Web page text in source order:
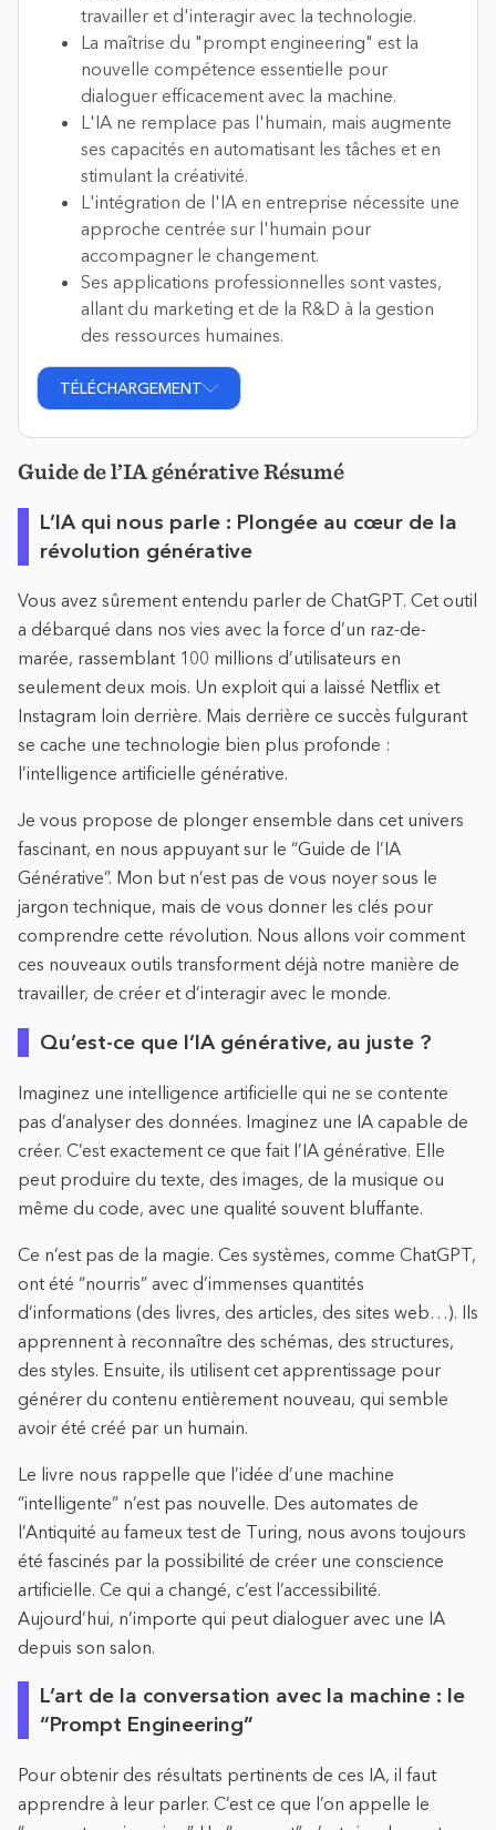
travailler et d'interagir avec la technologie.
La maîtrise du "prompt engineering" est la
nouvelle compétence essentielle pour
dialoguer efficacement avec la machine.
L'IA ne remplace pas l'humain, mais augmente
ses capacités en automatisant les tâches et en
stimulant la créativité.
L'intégration de l'IA en entreprise nécessite une
approche centrée sur l'humain pour
accompagner le changement.
Ses applications professionnelles sont vastes,
allant du marketing et de la R&D à la gestion
des ressources humaines.
TÉLÉCHARGEMENT
Guide de l’IA générative Résumé
L’IA qui nous parle : Plongée au cœur de la
révolution générative
Vous avez sûrement entendu parler de ChatGPT. Cet outil
a débarqué dans nos vies avec la force d’un raz-de-
marée, rassemblant 100 millions d’utilisateurs en
seulement deux mois. Un exploit qui a laissé Netflix et
Instagram loin derrière. Mais derrière ce succès fulgurant
se cache une technologie bien plus profonde :
l’intelligence artificielle générative.
Je vous propose de plonger ensemble dans cet univers
fascinant, en nous appuyant sur le “Guide de l’IA
Générative”. Mon but n’est pas de vous noyer sous le
jargon technique, mais de vous donner les clés pour
comprendre cette révolution. Nous allons voir comment
ces nouveaux outils transforment déjà notre manière de
travailler, de créer et d’interagir avec le monde.
Qu’est-ce que l’IA générative, au juste ?
Imaginez une intelligence artificielle qui ne se contente
pas d’analyser des données. Imaginez une IA capable de
créer. C’est exactement ce que fait l’IA générative. Elle
peut produire du texte, des images, de la musique ou
même du code, avec une qualité souvent bluffante.
Ce n’est pas de la magie. Ces systèmes, comme ChatGPT,
ont été “nourris” avec d’immenses quantités
d’informations (des livres, des articles, des sites web…). Ils
apprennent à reconnaître des schémas, des structures,
des styles. Ensuite, ils utilisent cet apprentissage pour
générer du contenu entièrement nouveau, qui semble
avoir été créé par un humain.
Le livre nous rappelle que l’idée d’une machine
“intelligente” n’est pas nouvelle. Des automates de
l’Antiquité au fameux test de Turing, nous avons toujours
été fascinés par la possibilité de créer une conscience
artificielle. Ce qui a changé, c’est l’accessibilité.
Aujourd’hui, n’importe qui peut dialoguer avec une IA
depuis son salon.
L’art de la conversation avec la machine : le
“Prompt Engineering”
Pour obtenir des résultats pertinents de ces IA, il faut
apprendre à leur parler. C’est ce que l’on appelle le